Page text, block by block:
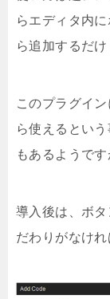
らエディタ内
ら追加するだけ
このプラグイ
ら使えるとい
もあるようで
導入後は、ボ
だわりがなけれ